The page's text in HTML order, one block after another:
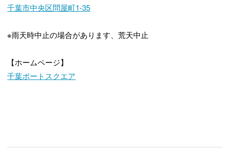
千葉市中央区問屋町1-35
※雨天時中止の場合があります、荒天中止
【ホームページ】
千葉ポートスクエア